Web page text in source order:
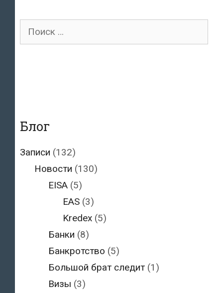
э-
Поиск
Блог
Записи (132)
Новости (130)
EISA (5)
EAS(3)
Kredex(5)
Банки (8)
Банкротство (5)
Большой брат следит (1)
Визы (3)